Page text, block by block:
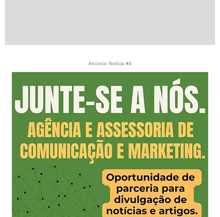
Anúncio Notícia #4